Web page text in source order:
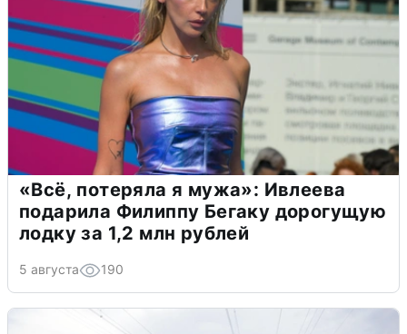
«Всё, потеряла я мужа»: Ивлеева
подарила Филиппу Бегаку дорогущую
лодку за 1,2 млн рублей
5 августа 190